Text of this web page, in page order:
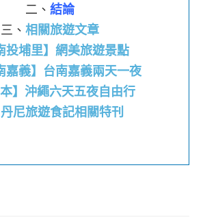
二、 結論
三、 相關旅遊文章
投埔里】網美旅遊景點
嘉義】台南嘉義兩天一夜
本】沖繩六天五夜自由行
丹尼旅遊食記相關特刊